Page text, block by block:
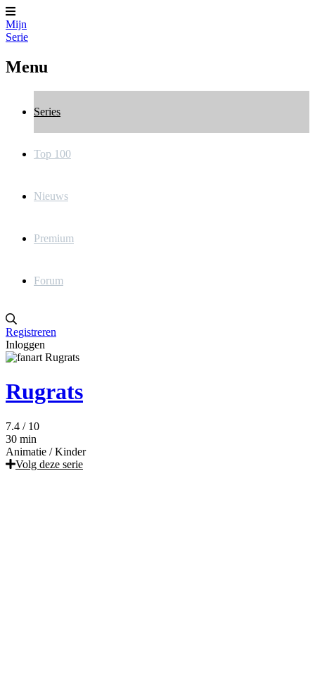
Mijn
Serie
Menu
Series
Top 100
Nieuws
Premium
Forum
Registreren
Inloggen
Rugrats
7.4 / 10
30 min
Animatie / Kinder
Volg deze serie